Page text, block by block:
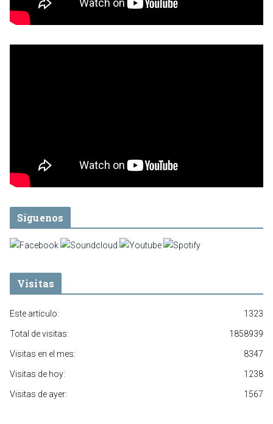
Síguenos
Visitas
1323
Este artículo:
1858939
Total de visitas:
8347
Visitas en el mes:
1238
Visitas de hoy:
1567
Visitas de ayer: